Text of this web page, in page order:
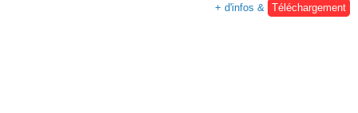
+ d'infos &
Téléchargement